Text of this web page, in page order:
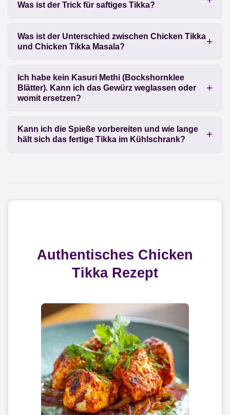
Was ist der Trick für saftiges Tikka?
Was ist der Unterschied zwischen Chicken Tikka
und Chicken Tikka Masala?
Ich habe kein Kasuri Methi (Bockshornklee
Blätter). Kann ich das Gewürz weglassen oder
womit ersetzen?
Kann ich die Spieße vorbereiten und wie lange
hält sich das fertige Tikka im Kühlschrank?
Authentisches Chicken
Tikka Rezept